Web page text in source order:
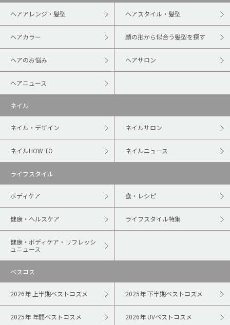
ヘアアレンジ・髪型 ヘアスタイル・髪型
ヘアカラー 顔の形から似合う髪型を探す
ヘアのお悩み ヘアサロン
ヘアニュース
ネイル
ネイル・デザイン ネイルサロン
ネイルHOW TO ネイルニュース
ライフスタイル
ボディケア 食・レシピ
健康・ヘルスケア ライフスタイル特集
健康・ボディケア・リフレッシ
ュニュース
ベスコス
2026年 上半期ベストコスメ 2025年 下半期ベストコスメ
2025年 年間ベストコスメ 2026年 UVベストコスメ